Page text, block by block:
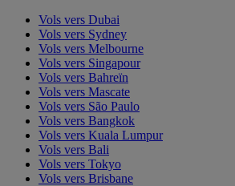
Vols vers Dubai
Vols vers Sydney
Vols vers Melbourne
Vols vers Singapour
Vols vers Bahreïn
Vols vers Mascate
Vols vers São Paulo
Vols vers Bangkok
Vols vers Kuala Lumpur
Vols vers Bali
Vols vers Tokyo
Vols vers Brisbane